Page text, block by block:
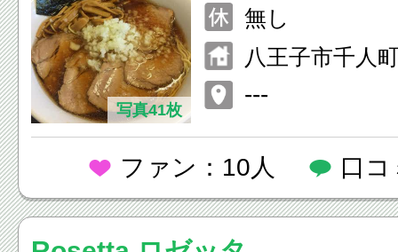
写真41枚
無し
八王子市千人
---
ファン：10人 口